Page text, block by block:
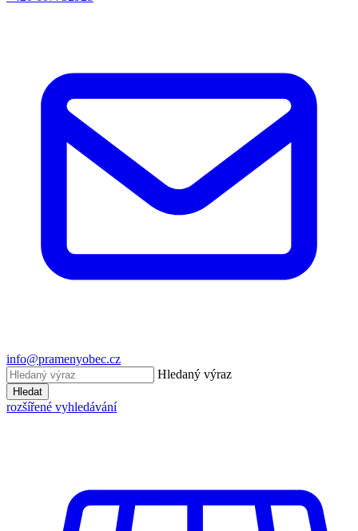
info@pramenyobec.cz
Hledaný výraz
Hledat
rozšířené vyhledávání